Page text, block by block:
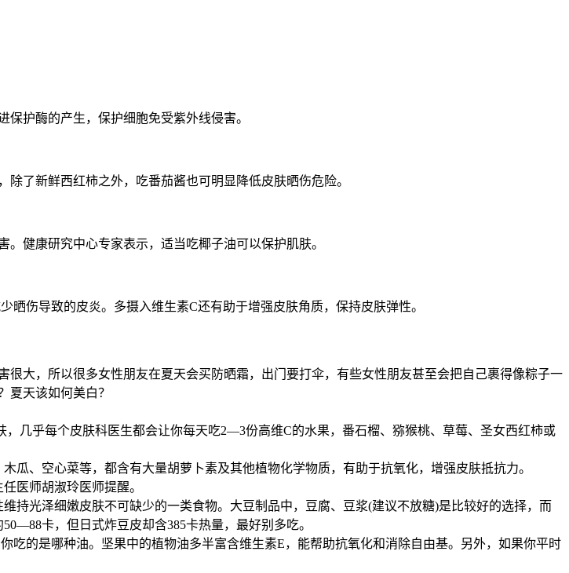
护酶的产生，保护细胞免受紫外线侵害。
了新鲜西红柿之外，吃番茄酱也可明显降低皮肤晒伤危险。
健康研究中心专家表示，适当吃椰子油可以保护肌肤。
伤导致的皮炎。多摄入维生素C还有助于增强皮肤角质，保持皮肤弹性。
大，所以很多女性朋友在夏天会买防晒霜，出门要打伞，有些女性朋友甚至会把自己裹得像粽子一
夏天该如何美白？
几乎每个皮肤科医生都会让你每天吃2—3份高维C的水果，番石榴、猕猴桃、草莓、圣女西红柿或
、空心菜等，都含有大量胡萝卜素及其他植物化学物质，有助于抗氧化，增强皮肤抵抗力。
医师胡淑玲医师提醒。
持光泽细嫩皮肤不可缺少的一类食物。大豆制品中，豆腐、豆浆(建议不放糖)是比较好的选择，而
卡，但日式炸豆皮却含385卡热量，最好别多吃。
吃的是哪种油。坚果中的植物油多半富含维生素E，能帮助抗氧化和消除自由基。另外，如果你平时